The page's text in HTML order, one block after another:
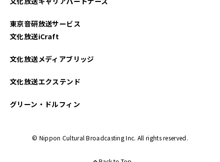
東京音研放送サービス
文化放送iCraft
文化放送メディアブリッジ
文化放送エクステンド
グリーン・ドルフィン
© Nippon Cultural Broadcasting Inc. All rights reserved.